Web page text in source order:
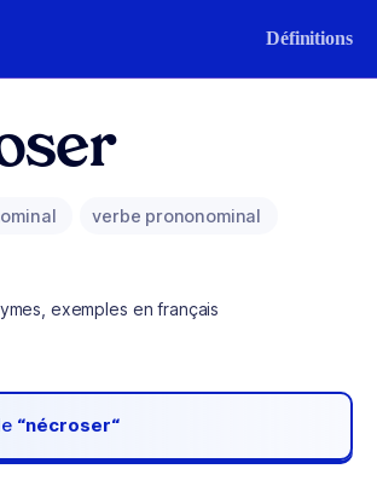
Définitions
verbe prononominal
exemples en français
“nécroser“